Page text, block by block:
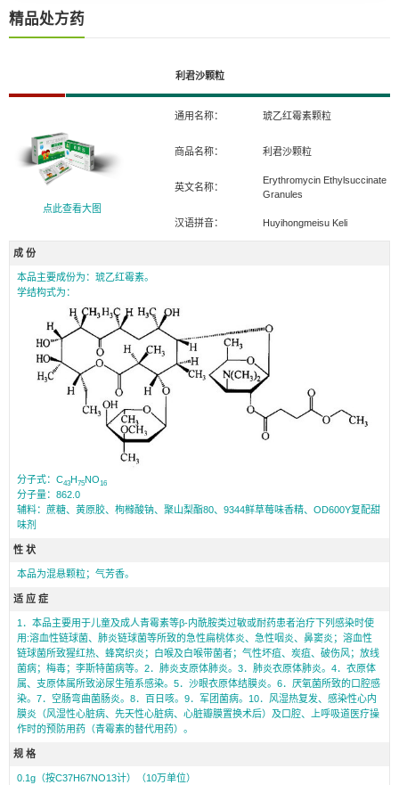
精品处方药
利君沙颗粒
点此查看大图
通用名称： 琥乙红霉素颗粒
商品名称： 利君沙颗粒
英文名称：
Erythromycin Ethylsuccinate
Granules
汉语拼音： Huyihongmeisu Keli
成 份
本品主要成份为：琥乙红霉素。
学结构式为：
分子式：C43H75NO16
分子量：862.0
辅料：蔗糖、黄原胶、枸橼酸钠、聚山梨酯80、9344鲜草莓味香精、OD600Y复配甜
味剂
性 状
本品为混悬颗粒；气芳香。
适 应 症
1．本品主要用于儿童及成人青霉素等β-内酰胺类过敏或耐药患者治疗下列感染时使
用:溶血性链球菌、肺炎链球菌等所致的急性扁桃体炎、急性咽炎、鼻窦炎；溶血性
链球菌所致猩红热、蜂窝织炎；白喉及白喉带菌者；气性坏疽、炭疽、破伤风；放线
菌病；梅毒；李斯特菌病等。2．肺炎支原体肺炎。3．肺炎衣原体肺炎。4．衣原体
属、支原体属所致泌尿生殖系感染。5．沙眼衣原体结膜炎。6．厌氧菌所致的口腔感
染。7．空肠弯曲菌肠炎。8．百日咳。9．军团菌病。10．风湿热复发、感染性心内
膜炎（风湿性心脏病、先天性心脏病、心脏瓣膜置换术后）及口腔、上呼吸道医疗操
作时的预防用药（青霉素的替代用药）。
规 格
0.1g（按C37H67NO13计）（10万单位）